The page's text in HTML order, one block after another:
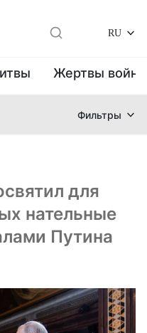
RU
Жертвы
Фильтры
для
нательные
Путина